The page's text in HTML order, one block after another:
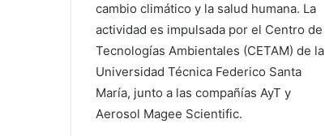
cambio climático y la salud humana. La
actividad es impulsada por el Centro de
Tecnologías Ambientales (CETAM) de la
Universidad Técnica Federico Santa
María, junto a las compañías AyT y
Aerosol Magee Scientific.